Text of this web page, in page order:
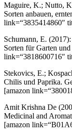
Maguire, K.; Nutto,
Sorten anbauen,
link=“3835414860″
Schumann, E.
Sorten für Garten
link=“3818600716″
Stekovics, E.;
Chilis und Paprika.
[amazon
Amit Krishna De
Medicinal and
[amazon